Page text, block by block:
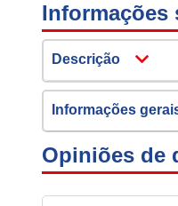
Informações
Descrição
Informações
Opiniões de